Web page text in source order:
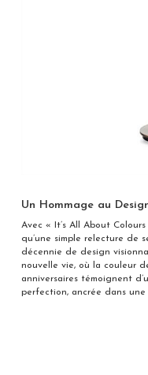
Un Hommage au
Avec « It’s All About
qu’une simple relecture de
décennie de design
nouvelle vie, où la couleur
anniversaires témoignent
perfection, ancrée dans une